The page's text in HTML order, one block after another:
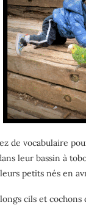
de vocabulaire
leur bassin à
petits nés en
cils et